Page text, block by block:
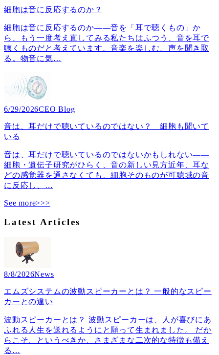
細胞は音に反応するのか？
細胞は音に反応するのか――音を「耳で聴くもの」か
ら、もう一度考え直してみる私たちはふつう、音を耳で
聴くものだと考えています。音楽を楽しむ。声を聞き取
る。物音に気…
6/29/2026CEO Blog
音は、耳だけで聴いているのではない？ 細胞も聞いて
いる
音は、耳だけで聴いているのではないかもしれない――
細胞・遺伝子研究がひらく、音の新しい見方近年、耳な
どの感覚器を通さなくても、細胞そのものが可聴域の音
に反応し、 …
See more>>>
Latest Articles
8/8/2026News
エムズシステムの波動スピーカーとは？ 一般的なスピー
カーとの違い
波動スピーカーとは？ 波動スピーカーは、人が喜びにあ
ふれる人生を送れるようにと願って生まれました。 だか
らこそ、というべきか、さまざまな二次的な特徴も備え
る …